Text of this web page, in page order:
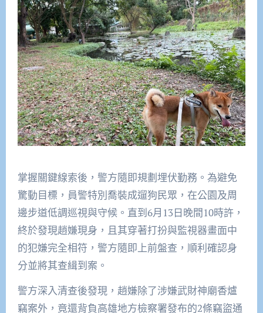
掌握關鍵線索後，警方隨即規劃埋伏勤務。為避免
驚動目標，員警特別喬裝成遛狗民眾，在公園及周
邊步道低調巡視與守候。直到6月13日晚間10時許，
終於發現趙嫌現身，且其穿著打扮與監視器畫面中
的犯嫌完全相符，警方隨即上前盤查，順利確認身
分並將其查緝到案。
警方深入清查後發現，趙嫌除了涉嫌武財神廟香爐
竊案外，竟還背負高雄地方檢察署發布的2條竊盜通